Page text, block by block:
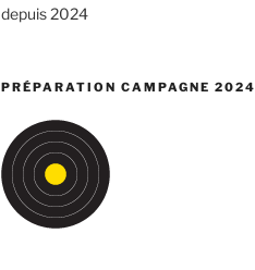
depuis 2024
PRÉPARATION CAMPAGNE 2024